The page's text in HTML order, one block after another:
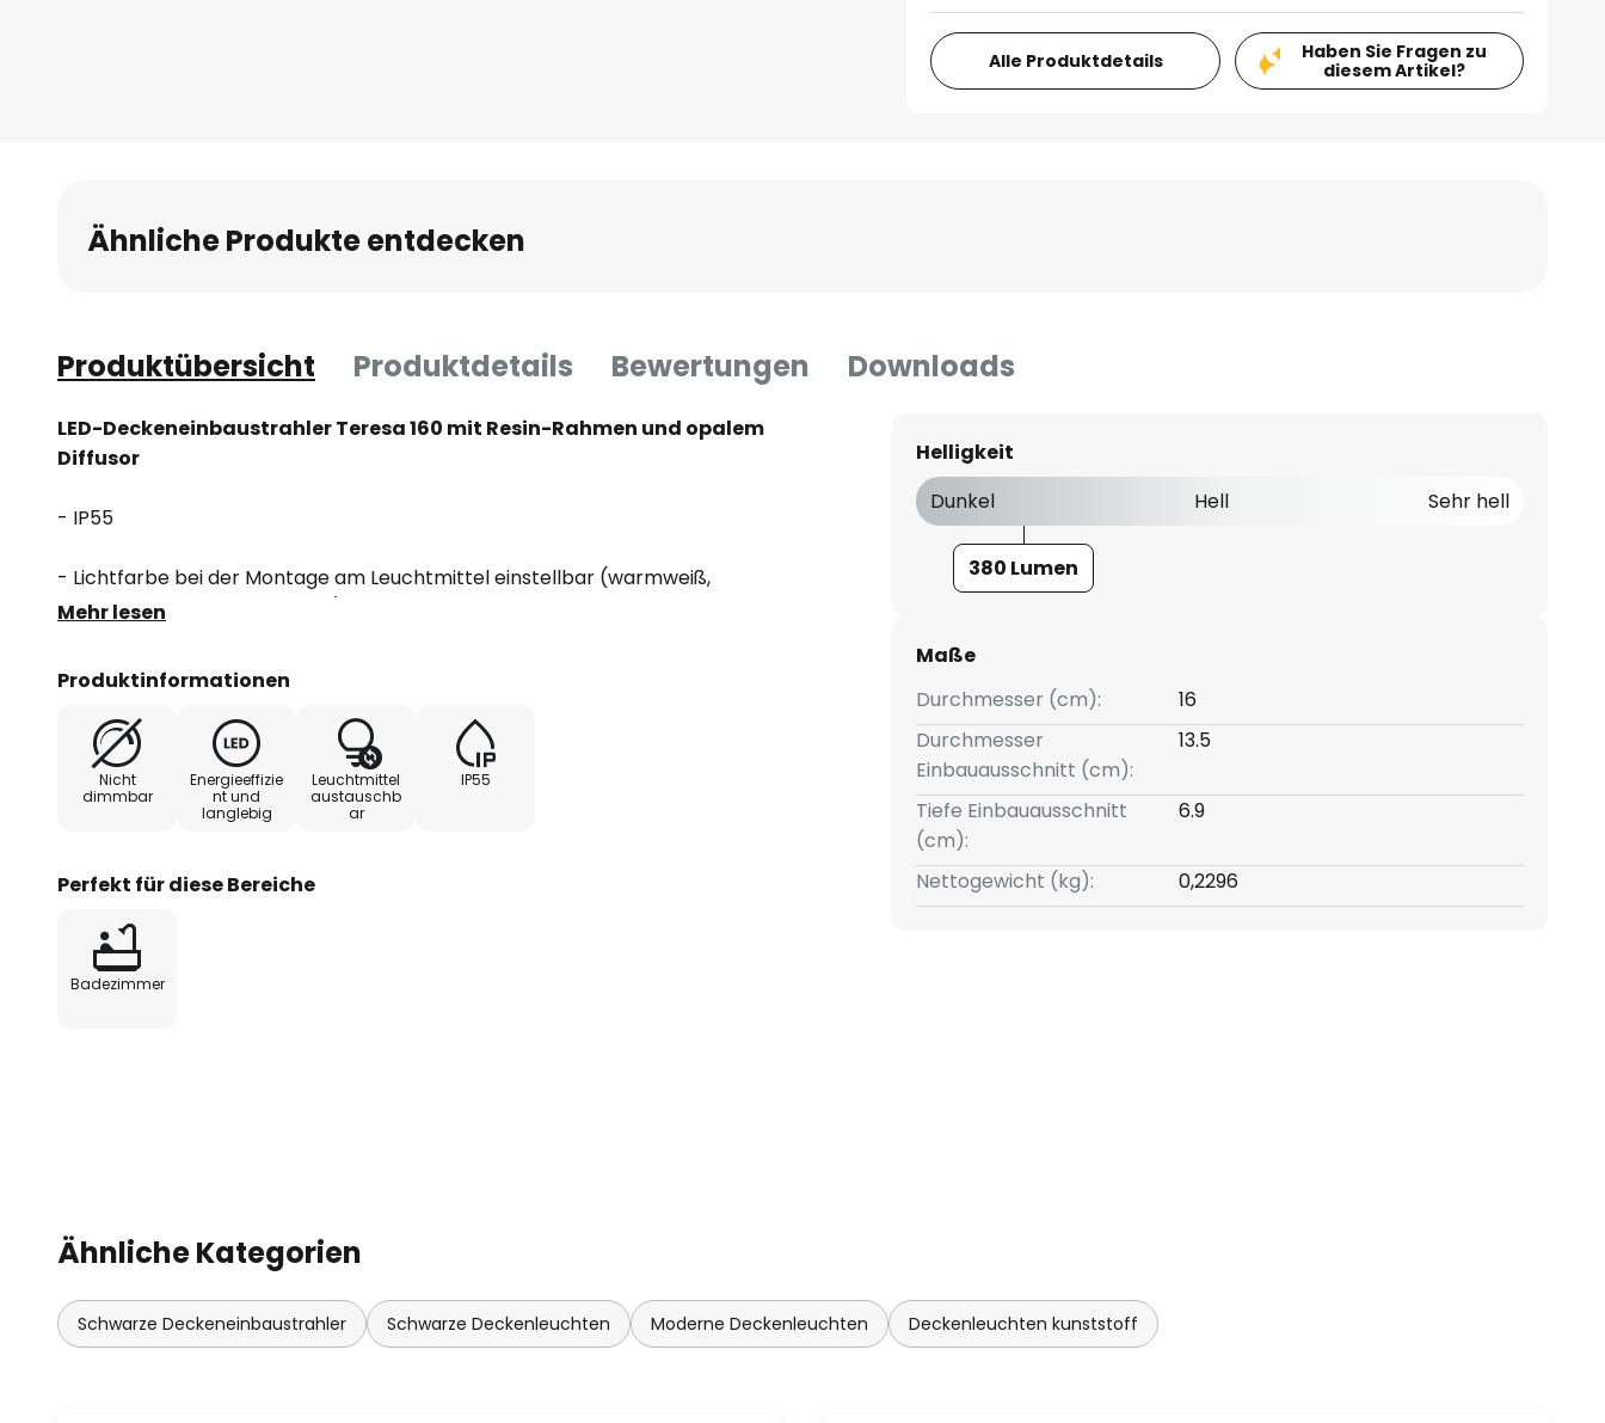
Alle Produktdetails
Haben Sie Fragen zu
diesem Artikel?
Ähnliche Produkte entdecken
Produktübersicht Produktdetails Bewertungen Downloads
LED-Deckeneinbaustrahler Teresa 160 mit Resin-Rahmen und opalem
Diffusor
- IP55
- Lichtfarbe bei der Montage am Leuchtmittel einstellbar (warmweiß,
universalweiß oder tageslicht)
Mehr lesen
Produktinformationen
Nicht
dimmbar
Energieeffizie
nt und
langlebig
Leuchtmittel
austauschb
ar
IP55
Perfekt für diese Bereiche
Badezimmer
Helligkeit
Dunkel
Hell Sehr hell
380 Lumen
Maße
Durchmesser (cm):
16
Durchmesser
Einbauausschnitt (cm):
13.5
Tiefe Einbauausschnitt
(cm):
6.9
Nettogewicht (kg): 0,2296
Ähnliche Kategorien
Schwarze Deckeneinbaustrahler Schwarze Deckenleuchten Moderne Deckenleuchten Deckenleuchten kunststoff